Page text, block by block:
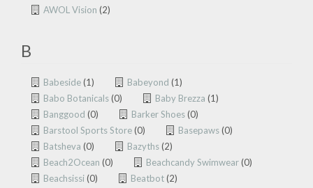
AWOL Vision (2)
B
Babeside(1) Babeyond (1)
Babo Botanicals(0) Baby Brezza (1)
Banggood (0) Barker Shoes(0)
Barstool Sports Store(0) Basepaws(0)
Batsheva (0) Bazyths(2)
Beach2Ocean (0) Beachcandy Swimwear(0)
Beachsissi(0) Beatbot(2)